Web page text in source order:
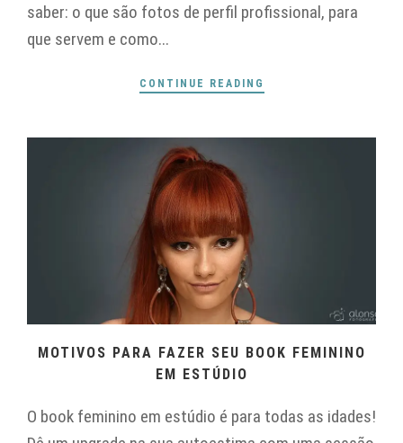
saber: o que são fotos de perfil profissional, para
que servem e como...
CONTINUE READING
MOTIVOS PARA FAZER SEU BOOK FEMININO
EM ESTÚDIO
O book feminino em estúdio é para todas as idades!